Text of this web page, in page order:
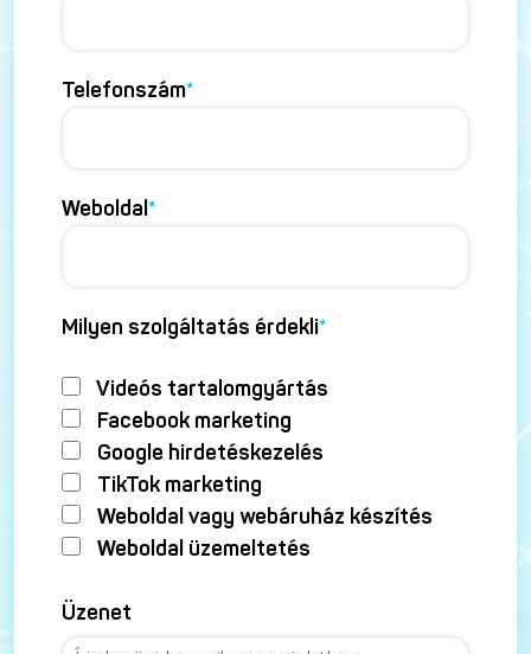
Telefonszám*
Weboldal*
Milyen szolgáltatás érdekli*
Videós tartalomgyártás
Facebook marketing
Google hirdetéskezelés
TikTok marketing
Weboldal vagy webáruház készítés
Weboldal üzemeltetés
Üzenet